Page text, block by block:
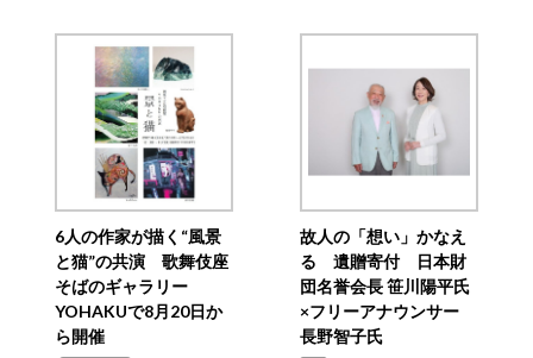
6人の作家が描く“風景
と猫”の共演 歌舞伎座
そばのギャラリー
YOHAKUで8月20日か
ら開催
故人の「想い」かなえ
る 遺贈寄付 日本財
団名誉会長 笹川陽平氏
×フリーアナウンサー
長野智子氏